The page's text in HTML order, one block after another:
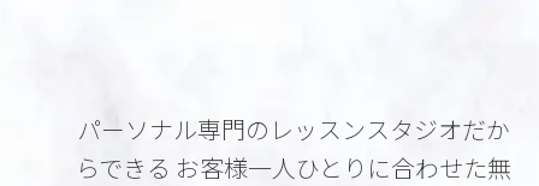
パーソナル専門のレッスンスタジオだか
らできる お客様一人ひとりに合わせた無